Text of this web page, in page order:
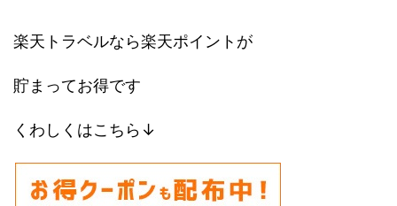
楽天トラベルなら楽天ポイントが
貯まってお得です
くわしくはこちら↓